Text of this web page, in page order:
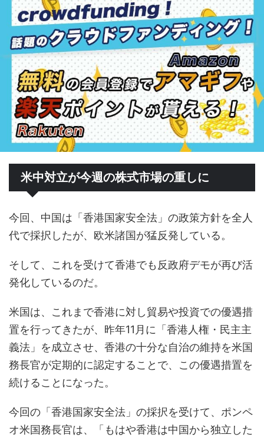
米中対立が今週の株式市場の重しに
今回、中国は「香港国家安全法」の政策方針を全人
代で採択したが、欧米諸国が猛反発している。
そして、これを受けて香港でも反政府デモが再び活
発化しているのだ。
米国は、これまで香港に対し貿易や投資での優遇措
置を行ってきたが、昨年11月に「香港人権・民主主
義法」を成立させ、香港の十分な自治の維持を米国
務長官が定期的に認定することで、この優遇措置を
続けることになった。
今回の「香港国家安全法」の採択を受けて、ポンペ
オ米国務長官は、「もはや香港は中国から独立した